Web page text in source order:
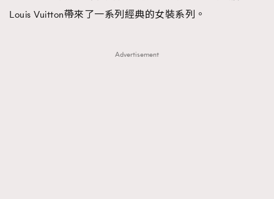
Louis Vuitton帶來了一系列經典的女裝系列。
Advertisement